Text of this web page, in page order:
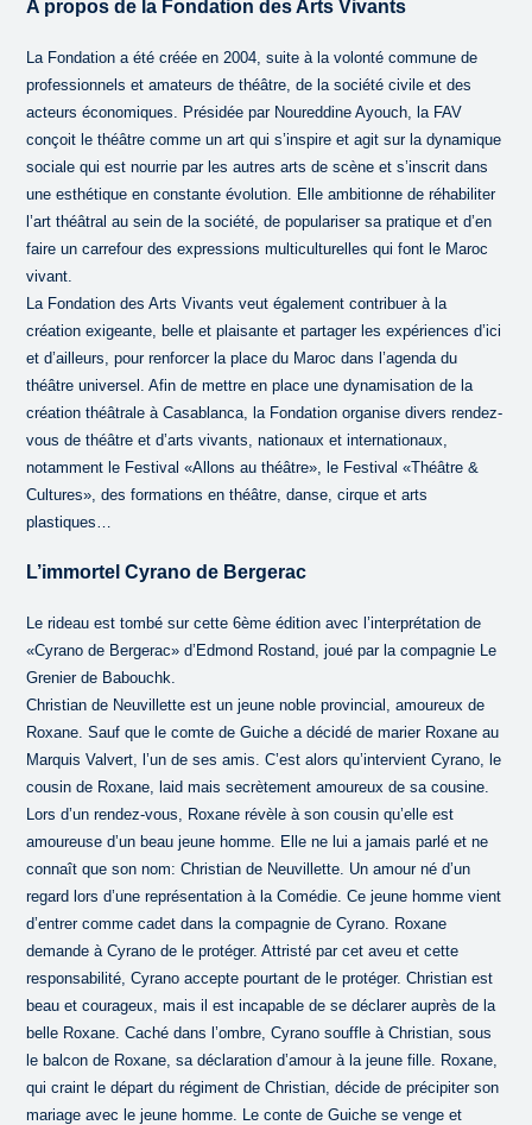
A propos de la Fondation des Arts Vivants
La Fondation a été créée en 2004, suite à la volonté commune de
professionnels et amateurs de théâtre, de la société civile et des
acteurs économiques. Présidée par Noureddine Ayouch, la FAV
conçoit le théâtre comme un art qui s’inspire et agit sur la dynamique
sociale qui est nourrie par les autres arts de scène et s’inscrit dans
une esthétique en constante évolution. Elle ambitionne de réhabiliter
l’art théâtral au sein de la société, de populariser sa pratique et d’en
faire un carrefour des expressions multiculturelles qui font le Maroc
vivant.
La Fondation des Arts Vivants veut également contribuer à la
création exigeante, belle et plaisante et partager les expériences d’ici
et d’ailleurs, pour renforcer la place du Maroc dans l’agenda du
théâtre universel. Afin de mettre en place une dynamisation de la
création théâtrale à Casablanca, la Fondation organise divers rendez-
vous de théâtre et d’arts vivants, nationaux et internationaux,
notamment le Festival «Allons au théâtre», le Festival «Théâtre &
Cultures», des formations en théâtre, danse, cirque et arts
plastiques…
L’immortel Cyrano de Bergerac
Le rideau est tombé sur cette 6ème édition avec l’interprétation de
«Cyrano de Bergerac» d’Edmond Rostand, joué par la compagnie Le
Grenier de Babouchk.
Christian de Neuvillette est un jeune noble provincial, amoureux de
Roxane. Sauf que le comte de Guiche a décidé de marier Roxane au
Marquis Valvert, l’un de ses amis. C’est alors qu’intervient Cyrano, le
cousin de Roxane, laid mais secrètement amoureux de sa cousine.
Lors d’un rendez-vous, Roxane révèle à son cousin qu’elle est
amoureuse d’un beau jeune homme. Elle ne lui a jamais parlé et ne
connaît que son nom: Christian de Neuvillette. Un amour né d’un
regard lors d’une représentation à la Comédie. Ce jeune homme vient
d’entrer comme cadet dans la compagnie de Cyrano. Roxane
demande à Cyrano de le protéger. Attristé par cet aveu et cette
responsabilité, Cyrano accepte pourtant de le protéger. Christian est
beau et courageux, mais il est incapable de se déclarer auprès de la
belle Roxane. Caché dans l’ombre, Cyrano souffle à Christian, sous
le balcon de Roxane, sa déclaration d’amour à la jeune fille. Roxane,
qui craint le départ du régiment de Christian, décide de précipiter son
mariage avec le jeune homme. Le conte de Guiche se venge et